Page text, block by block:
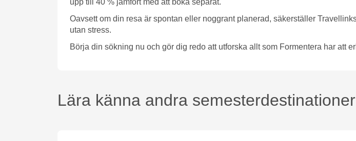
upp till 40 % jämfört med att boka separat.
Oavsett om din resa är spontan eller noggrant planerad, säkerställer
utan stress.
Börja din sökning nu och gör dig redo att utforska allt som Formentera har att
Lära känna andra semesterdestinationer